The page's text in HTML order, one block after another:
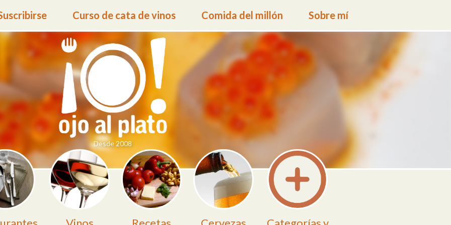
Curso de cata de vinos Comida del millón Sobre mí
Desde 2008